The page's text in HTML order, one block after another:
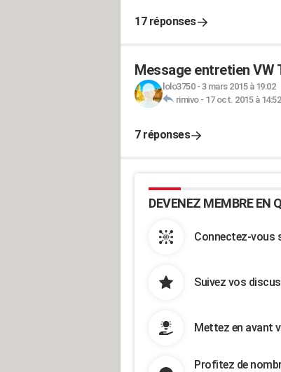
17 réponses
Message entretien VW
lolo3750- 3 mars 2015 à 19:02
rimivo- 17 oct. 2015 à 14:52
7 réponses
DEVENEZ MEMBRE EN
Connectez-vous
Suivez vos
Mettez en avant
Profitez de